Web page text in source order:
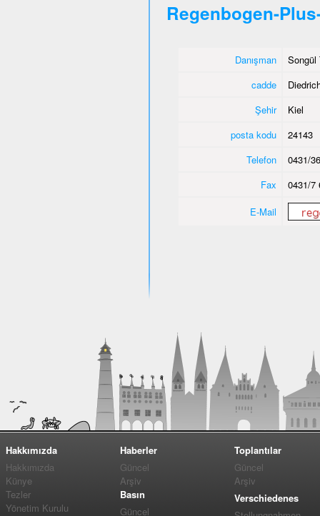
Regenbogen-
Danışman
Songül
cadde
Şehir
Kiel
posta kodu
24143
Telefon
0431/
Fax
0431/7
E-Mail
Hakkımızda
Hakkımızda
Künye
Tezler
Yönetim Kurulu
Haberler
Güncel
Arşiv
Basın
Güncel
Toplantılar
Güncel
Arşiv
Verschiedenes